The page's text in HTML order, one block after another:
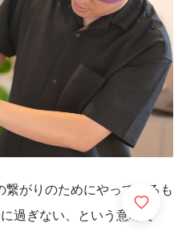
がりのためにやっているも
過ぎない、という意味で